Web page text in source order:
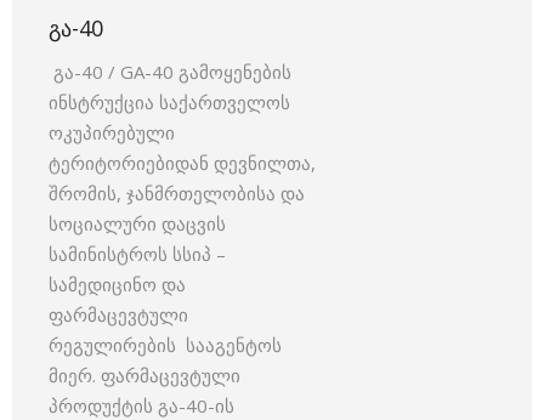
ᲒᲐ-40
გა-40 / GA-40 გამოყენების
ინსტრუქცია საქართველოს
ოკუპირებული
ტერიტორიებიდან დევნილთა,
შრომის, ჯანმრთელობისა და
სოციალური დაცვის
სამინისტროს სსიპ –
სამედიცინო და
ფარმაცევტული
რეგულირების სააგენტოს
მიერ. ფარმაცევტული
პროდუქტის გა-40-ის